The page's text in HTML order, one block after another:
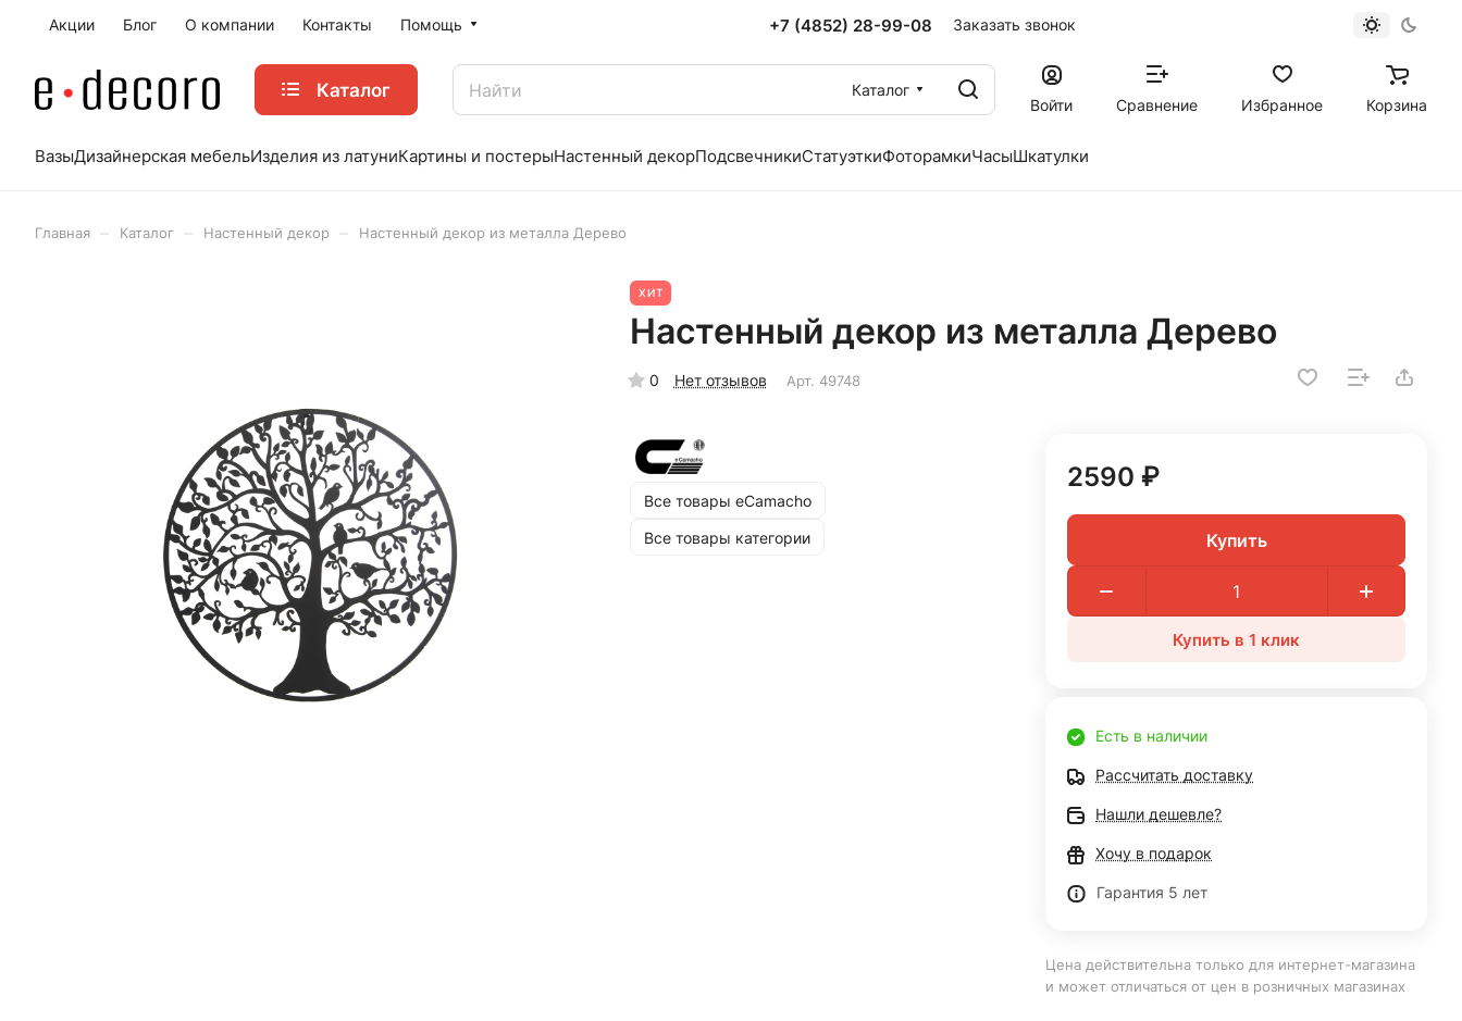
Акции Блог О компании Контакты Помощь +7 (4852) 28-99-08 Заказать звонок
Каталог
Каталог
Войти
Сравнение Избранное Корзина
ВазыДизайнерская мебельИзделия из латуниКартины и постерыНастенный декорПодсвечникиСтатуэткиФоторамкиЧасыШкатулки
Главная Каталог Настенный декор Настенный декор из металла Дерево
ХИТ
Настенный декор из металла Дерево
0 Нет отзывов Арт. 49748
Все товары eCamacho
Все товары категории
2590 ₽
Купить
Купить в 1 клик
Есть в наличии
Рассчитать доставку
Нашли дешевле?
Хочу в подарок
Гарантия 5 лет
Цена действительна только для интернет-магазина
и может отличаться от цен в розничных магазинах